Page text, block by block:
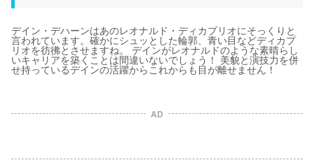
デイン・デハーンはあのレオナルド・ディカプリオにそっくりと
言われています。確かにシュッとした輪郭、青い目などディカプ
リオを彷彿とさせますね。 デインがレオナルドのような素晴らし
いキャリアを築くことは間違いないでしょう！ 美貌と演技力を併
せ持っているデインの活躍からこれからも目が離せません！
AD